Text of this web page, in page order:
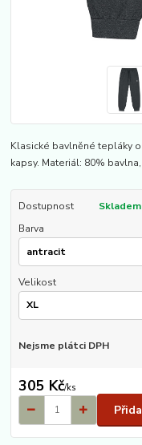
Klasické bavlněné tepláky
kapsy. Materiál: 80%
Dostupnost
Barva
Velikost
Nejsme plátci DPH
305 Kč/ks